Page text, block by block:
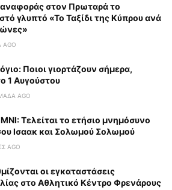
αναφοράς στον Πρωταρά το
γλυπτό «Το Ταξίδι της Κύπρου ανά
AGO
Ποιοι γιορτάζουν σήμερα,
1 Αυγούστου
AGO
Τελείται το ετήσιο μνημόσυνο
Ισαακ και Σολωμού Σολωμού
AGO
οι εγκαταστάσεις
στο Αθλητικό Κέντρο Φρενάρους